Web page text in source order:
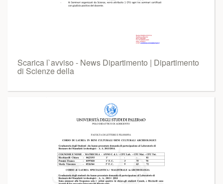
Scarica l`avviso - News Dipartimento | Dipartimento
di Scienze della